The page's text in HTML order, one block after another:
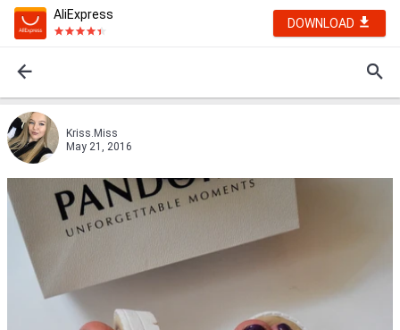
AliExpress
DOWNLOAD
Kriss.Miss
May 21, 2016